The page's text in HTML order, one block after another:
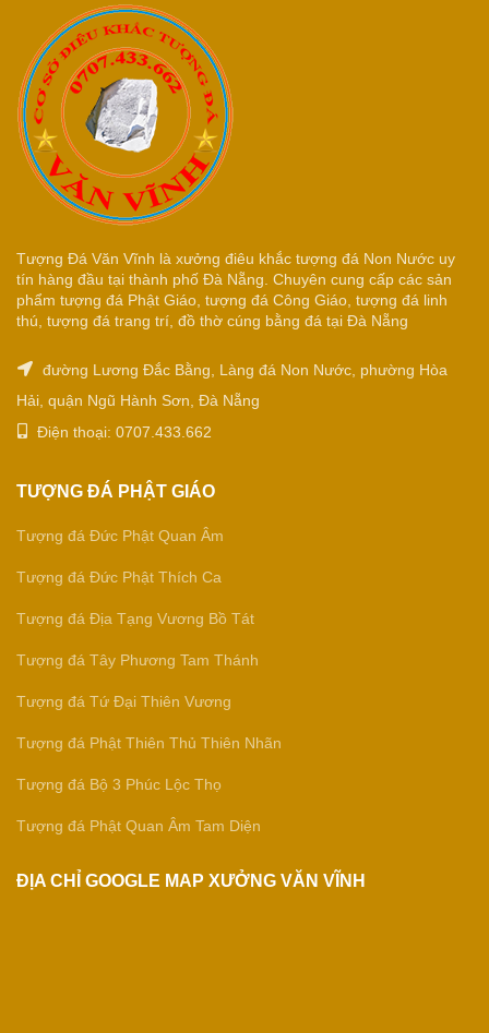
Tượng Đá Văn Vĩnh là xưởng điêu khắc tượng đá Non Nước uy
tín hàng đầu tại thành phố Đà Nẵng. Chuyên cung cấp các sản
phẩm tượng đá Phật Giáo, tượng đá Công Giáo, tượng đá linh
thú, tượng đá trang trí, đồ thờ cúng bằng đá tại Đà Nẵng
đường Lương Đắc Bằng, Làng đá Non Nước, phường Hòa
Hải, quận Ngũ Hành Sơn, Đà Nẵng
Điện thoại: 0707.433.662
TƯỢNG ĐÁ PHẬT GIÁO
Tượng đá Đức Phật Quan Âm
Tượng đá Đức Phật Thích Ca
Tượng đá Địa Tạng Vương Bồ Tát
Tượng đá Tây Phương Tam Thánh
Tượng đá Tứ Đại Thiên Vương
Tượng đá Phật Thiên Thủ Thiên Nhãn
Tượng đá Bộ 3 Phúc Lộc Thọ
Tượng đá Phật Quan Âm Tam Diện
ĐỊA CHỈ GOOGLE MAP XƯỞNG VĂN VĨNH